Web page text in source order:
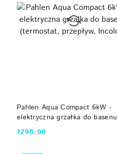
Pahlen Aqua Compact 6kW -
elektryczna grzałka do basenu
(termostat, przepływ, Incoloy)
Cena:
1298.00
DO KOSZYKA